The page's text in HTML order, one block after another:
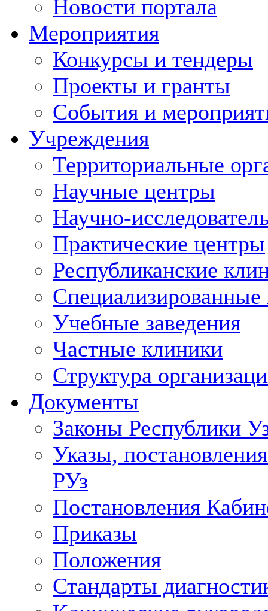
Новости портала
Мероприятия
Конкурсы и тендеры
Проекты и гранты
События и
Учреждения
Территориальные
Научные центры
Научно-
Практические центры
Республиканские
Учебные заведения
Частные клиники
Структура
Документы
Законы Республики
Указы,
РУз
Постановления
Приказы
Положения
Стандарты